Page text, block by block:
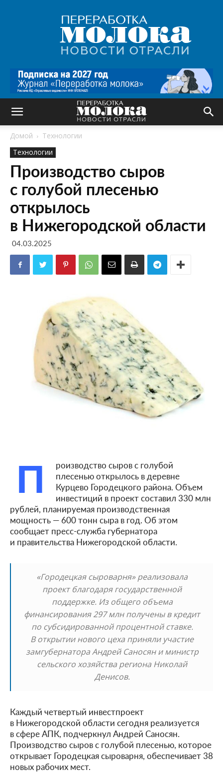
Переработка
молока
|
Новости
Домой
Технологии
Технологии
Производство сыров
с голубой плесенью
открылось
в Нижегородской области
04.03.2025
П
роизводство сыров с голубой
плесенью открылось в деревне
Курцево Городецкого района. Объем
инвестиций в проект составил 330 млн
рублей, планируемая производственная
мощность — 600 тонн сыра в год. Об этом
сообщает пресс-служба губернатора
и правительства Нижегородской области.
«Городецкая сыроварня» реализовала
проект благодаря государственной
поддержке. Из общего объема
финансирования 297 млн получены в кредит
по субсидированной процентной ставке.
В открытии нового цеха приняли участие
замгубернатора Андрей Саносян и министр
сельского хозяйства региона Николай
Денисов.
Каждый четвертый инвестпроект
в Нижегородской области сегодня реализуется
в сфере АПК, подчеркнул Андрей Саносян.
Производство сыров с голубой плесенью, которое
открывает Городецкая сыроварня, обеспечивает 38
новых рабочих мест.